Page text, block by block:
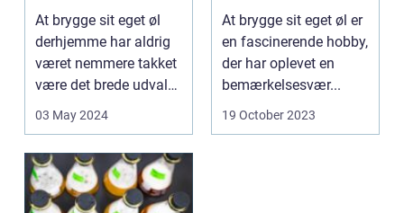
At brygge sit eget øl
derhjemme har aldrig
været nemmere takket
være det brede udvalg
af brygudstyr,...
03 May 2024
ølbrygning
At brygge sit eget øl er
en fascinerende hobby,
der har oplevet en
bemærkelsesvær...
19 October 2023